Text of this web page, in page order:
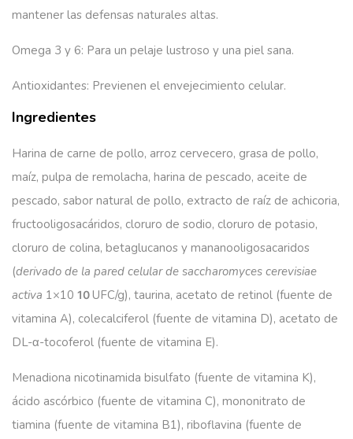
mantener las defensas naturales altas.
Omega 3 y 6: Para un pelaje lustroso y una piel sana.
Antioxidantes: Previenen el envejecimiento celular.
Ingredientes
Harina de carne de pollo, arroz cervecero, grasa de pollo,
maíz, pulpa de remolacha, harina de pescado, aceite de
pescado, sabor natural de pollo, extracto de raíz de achicoria,
fructooligosacáridos, cloruro de sodio, cloruro de potasio,
cloruro de colina, betaglucanos y mananooligosacaridos
(derivado de la pared celular de saccharomyces cerevisiae
activa 1×10 10UFC/g), taurina, acetato de retinol (fuente de
vitamina A), colecalciferol (fuente de vitamina D), acetato de
DL-α-tocoferol (fuente de vitamina E).
Menadiona nicotinamida bisulfato (fuente de vitamina K),
ácido ascórbico (fuente de vitamina C), mononitrato de
tiamina (fuente de vitamina B1), riboflavina (fuente de